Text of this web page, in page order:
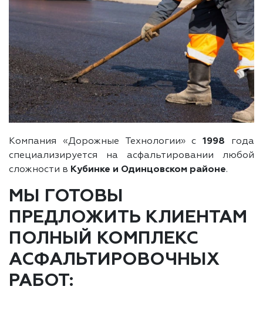
Компания «Дорожные Технологии» с1998 года
специализируется на асфальтировании любой
сложности в Кубинке и Одинцовском районе.
МЫ ГОТОВЫ
ПРЕДЛОЖИТЬ КЛИЕНТАМ
ПОЛНЫЙ КОМПЛЕКС
АСФАЛЬТИРОВОЧНЫХ
РАБОТ: